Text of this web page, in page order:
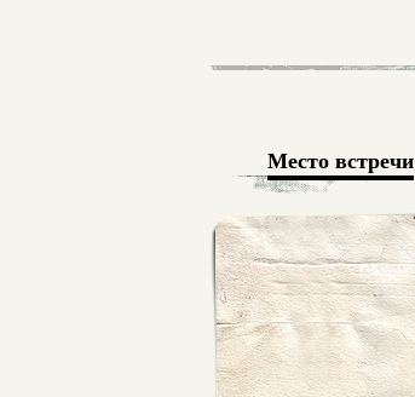
Место встречи